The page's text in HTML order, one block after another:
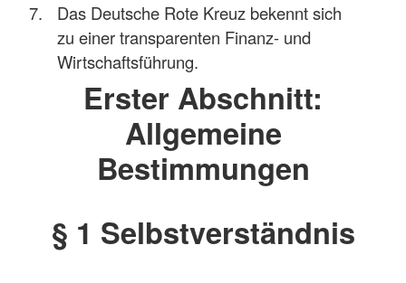
Das Deutsche Rote Kreuz bekennt sich
zu einer transparenten Finanz- und
Wirtschaftsführung.
Erster Abschnitt:
Allgemeine
Bestimmungen
§ 1 Selbstverständnis